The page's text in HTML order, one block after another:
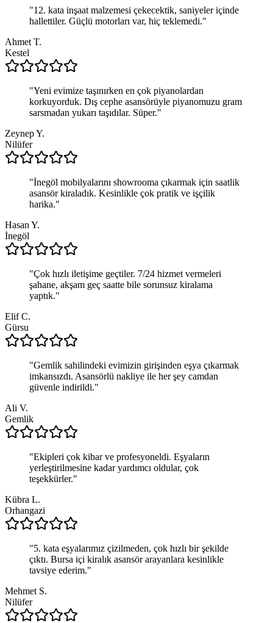
"12. kata inşaat malzemesi çekecektik, saniyeler içinde
hallettiler. Güçlü motorları var, hiç teklemedi."
Ahmet T.
Kestel
"Yeni evimize taşınırken en çok piyanolardan
korkuyorduk. Dış cephe asansörüyle piyanomuzu gram
sarsmadan yukarı taşıdılar. Süper."
Zeynep Y.
Nilüfer
"İnegöl mobilyalarını showrooma çıkarmak için saatlik
asansör kiraladık. Kesinlikle çok pratik ve işçilik
harika."
Hasan Y.
İnegöl
"Çok hızlı iletişime geçtiler. 7/24 hizmet vermeleri
şahane, akşam geç saatte bile sorunsuz kiralama
yaptık."
Elif C.
Gürsu
"Gemlik sahilindeki evimizin girişinden eşya çıkarmak
imkansızdı. Asansörlü nakliye ile her şey camdan
güvenle indirildi."
Ali V.
Gemlik
"Ekipleri çok kibar ve profesyoneldi. Eşyaların
yerleştirilmesine kadar yardımcı oldular, çok
teşekkürler."
Kübra L.
Orhangazi
"5. kata eşyalarımız çizilmeden, çok hızlı bir şekilde
çıktı. Bursa içi kiralık asansör arayanlara kesinlikle
tavsiye ederim."
Mehmet S.
Nilüfer